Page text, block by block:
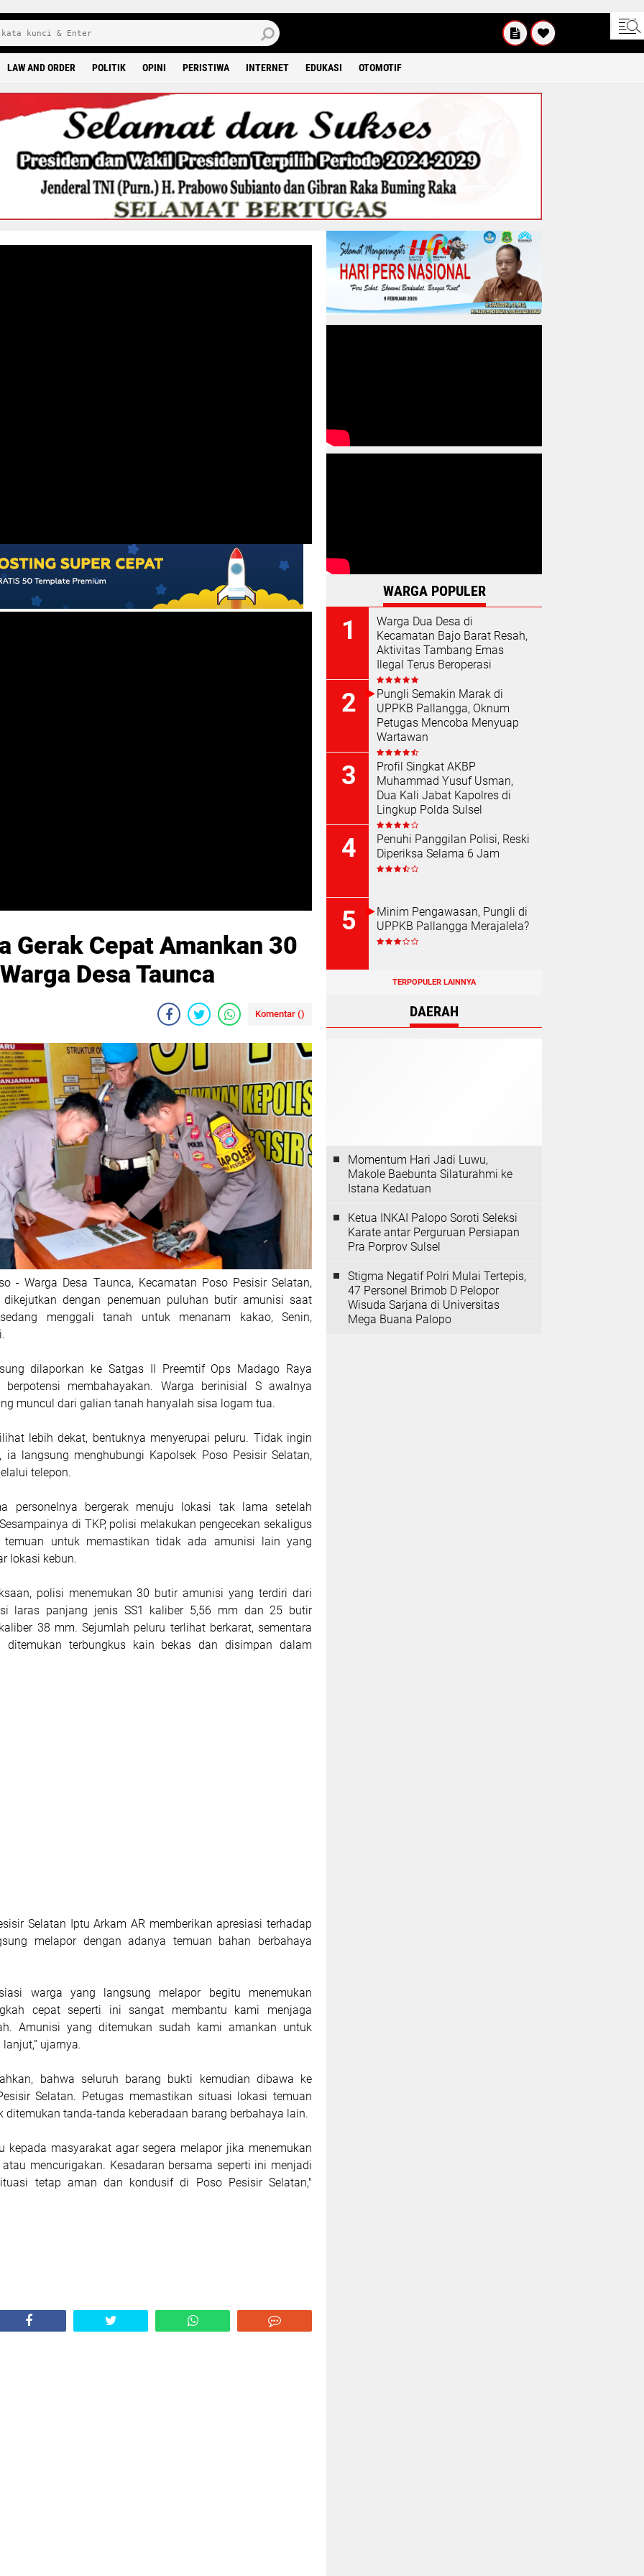
LAW AND ORDER POLITIK OPINI PERISTIWA INTERNET EDUKASI OTOMOTIF
Gerak Cepat Amankan 30
Desa Taunca
Komentar ()
- Warga Desa Taunca, Kecamatan Poso Pesisir Selatan,
dikejutkan dengan penemuan puluhan butir amunisi saat
menggali tanah untuk menanam kakao, Senin,
dilaporkan ke Satgas II Preemtif Ops Madago Raya
berpotensi membahayakan. Warga berinisial S awalnya
muncul dari galian tanah hanyalah sisa logam tua.
lebih dekat, bentuknya menyerupai peluru. Tidak ingin
ia langsung menghubungi Kapolsek Poso Pesisir Selatan,
telepon.
personelnya bergerak menuju lokasi tak lama setelah
di TKP, polisi melakukan pengecekan sekaligus
temuan untuk memastikan tidak ada amunisi lain yang
lokasi kebun.
polisi menemukan 30 butir amunisi yang terdiri dari
laras panjang jenis SS1 kaliber 5,56 mm dan 25 butir
38 mm. Sejumlah peluru terlihat berkarat, sementara
ditemukan terbungkus kain bekas dan disimpan dalam
Selatan Iptu Arkam AR memberikan apresiasi terhadap
melapor dengan adanya temuan bahan berbahaya
warga yang langsung melapor begitu menemukan
cepat seperti ini sangat membantu kami menjaga
Amunisi yang ditemukan sudah kami amankan untuk
ujarnya.
bahwa seluruh barang bukti kemudian dibawa ke
Selatan. Petugas memastikan situasi lokasi temuan
ditemukan tanda-tanda keberadaan barang berbahaya lain.
kepada masyarakat agar segera melapor jika menemukan
atau mencurigakan. Kesadaran bersama seperti ini menjadi
tetap aman dan kondusif di Poso Pesisir Selatan,"
WARGA POPULER
Warga Dua Desa di
Kecamatan Bajo Barat Resah,
Aktivitas Tambang Emas
Ilegal Terus Beroperasi
Pungli Semakin Marak di
UPPKB Pallangga, Oknum
Petugas Mencoba Menyuap
Wartawan
Profil Singkat AKBP
Muhammad Yusuf Usman,
Dua Kali Jabat Kapolres di
Lingkup Polda Sulsel
Penuhi Panggilan Polisi, Reski
Diperiksa Selama 6 Jam
Minim Pengawasan, Pungli di
UPPKB Pallangga Merajalela?
TERPOPULER LAINNYA
DAERAH
Momentum Hari Jadi Luwu,
Makole Baebunta Silaturahmi ke
Istana Kedatuan
Ketua INKAI Palopo Soroti Seleksi
Karate antar Perguruan Persiapan
Pra Porprov Sulsel
Stigma Negatif Polri Mulai Tertepis,
47 Personel Brimob D Pelopor
Wisuda Sarjana di Universitas
Mega Buana Palopo